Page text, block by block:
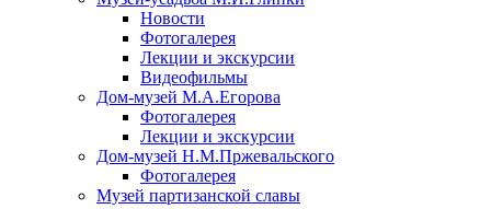
Новости
Фотогалерея
Лекции и экскурсии
Видеофильмы
Дом-музей М.А.Егорова
Фотогалерея
Лекции и экскурсии
Дом-музей Н.М.Пржевальского
Фотогалерея
Музей партизанской славы